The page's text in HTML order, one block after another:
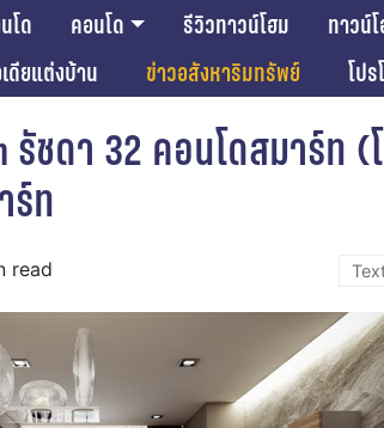
โด คอนโด รีวิวทาวน์โฮม ทาวน์
ดียแต่งบ้าน ข่าวอสังหาริมทรัพย์ โป
รัชดา 32 คอนโดสมาร์ท (
ร์ท
read